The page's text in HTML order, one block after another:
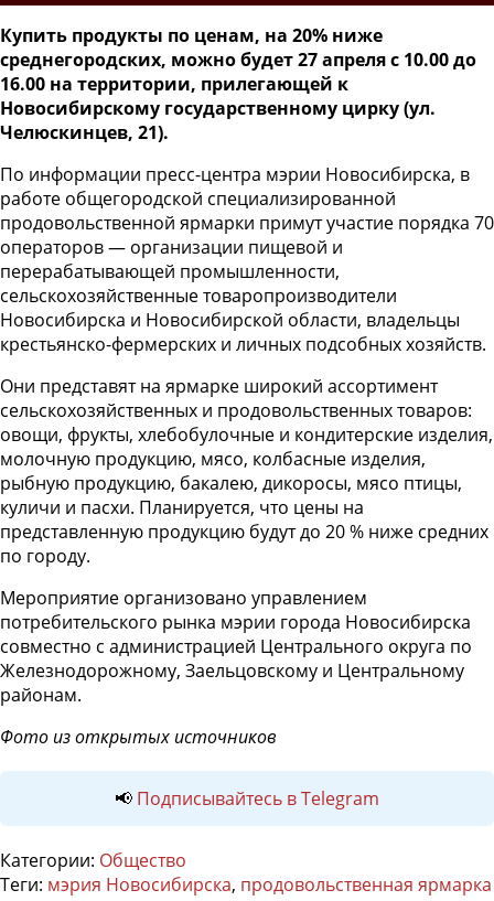
Купить продукты по ценам, на 20% ниже
среднегородских, можно будет 27 апреля с 10.00 до
16.00 на территории, прилегающей к
Новосибирскому государственному цирку (ул.
Челюскинцев, 21).
По информации пресс-центра мэрии Новосибирска, в
работе общегородской специализированной
продовольственной ярмарки примут участие порядка 70
операторов — организации пищевой и
перерабатывающей промышленности,
сельскохозяйственные товаропроизводители
Новосибирска и Новосибирской области, владельцы
крестьянско-фермерских и личных подсобных хозяйств.
Они представят на ярмарке широкий ассортимент
сельскохозяйственных и продовольственных товаров:
овощи, фрукты, хлебобулочные и кондитерские изделия,
молочную продукцию, мясо, колбасные изделия,
рыбную продукцию, бакалею, дикоросы, мясо птицы,
куличи и пасхи. Планируется, что цены на
представленную продукцию будут до 20 % ниже средних
по городу.
Мероприятие организовано управлением
потребительского рынка мэрии города Новосибирска
совместно с администрацией Центрального округа по
Железнодорожному, Заельцовскому и Центральному
районам.
Фото из открытых источников
📢 Подписывайтесь в Telegram
Категории: Общество
Теги: мэрия Новосибирска, продовольственная ярмарка